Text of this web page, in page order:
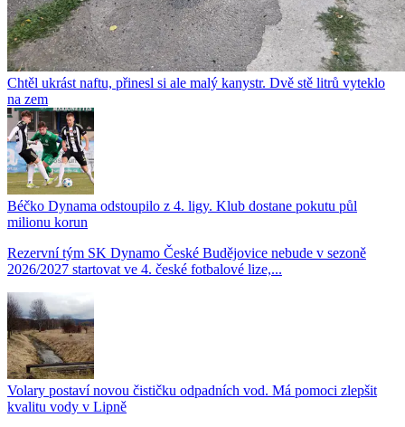
Chtěl ukrást naftu, přinesl si ale malý kanystr. Dvě stě litrů vyteklo
na zem
Béčko Dynama odstoupilo z 4. ligy. Klub dostane pokutu půl
milionu korun
Rezervní tým SK Dynamo České Budějovice nebude v sezoně
2026/2027 startovat ve 4. české fotbalové lize,...
Volary postaví novou čističku odpadních vod. Má pomoci zlepšit
kvalitu vody v Lipně